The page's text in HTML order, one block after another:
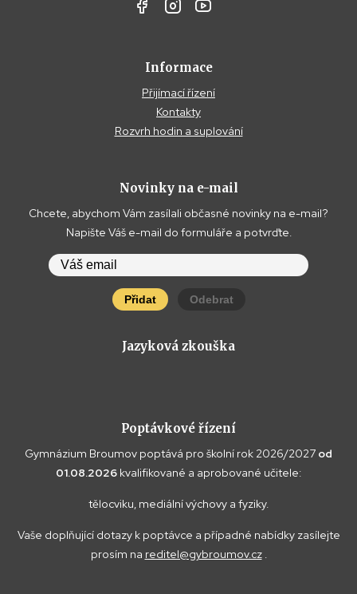
Informace
Přijímací řízení
Kontakty
Rozvrh hodin a suplování
Novinky na e-mail
Chcete, abychom Vám zasílali občasné novinky na e-mail?
Napište Váš e-mail do formuláře a potvrďte.
Přidat Odebrat
Jazyková zkouška
Poptávkové řízení
Gymnázium Broumov poptává pro školní rok 2026/2027 od
01.08.2026 kvalifikované a aprobované učitele:
tělocviku, mediální výchovy a fyziky.
Vaše doplňující dotazy k poptávce a případné nabídky zasílejte
prosím na reditel@gybroumov.cz.